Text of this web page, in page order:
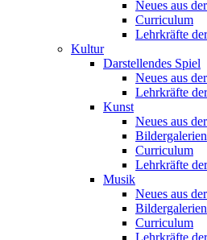
Neues aus
Curriculum
Lehrkräfte
Kultur
Darstellendes Spiel
Neues aus
Lehrkräfte
Kunst
Neues aus
Bildergalerien
Curriculum
Lehrkräfte
Musik
Neues aus
Bildergalerien
Curriculum
Lehrkräfte